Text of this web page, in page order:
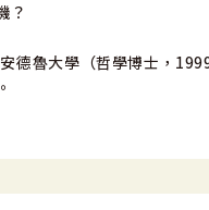
？
德魯大學（哲學博士，